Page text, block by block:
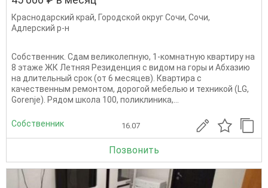
Краснодарский край, Городской округ Сочи, Сочи,
Адлерский р-н
Собственник. Сдам великолепную, 1-комнатную квартиру на
8 этаже ЖК Летняя Резиденция с видом на горы и Абхазию
на длительный срок (от 6 месяцев). Квартира с
качественным ремонтом, дорогой мебелью и техникой (LG,
Gorenje). Рядом школа 100, поликлиника,...
Собственник 16.07
Позвонить